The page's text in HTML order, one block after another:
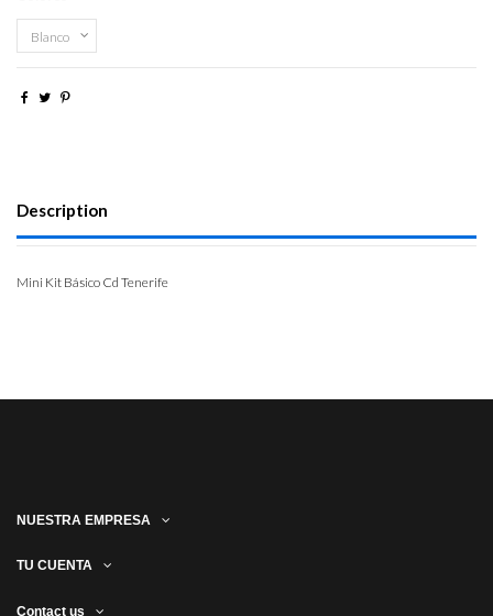
Description
Mini Kit Básico Cd Tenerife
NUESTRA EMPRESA
TU CUENTA
Contact us